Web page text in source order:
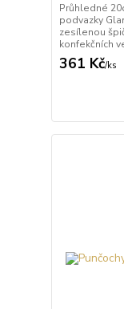
Průhledné
podvazky
zesílenou
konfekčních
361 Kč/ks